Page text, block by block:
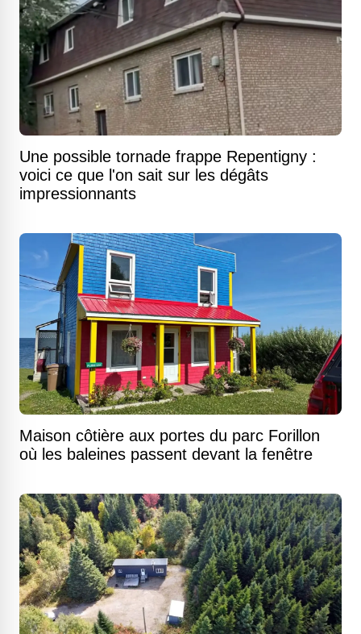
Une possible tornade frappe Repentigny :
voici ce que l'on sait sur les dégâts
impressionnants
Maison côtière aux portes du parc Forillon
où les baleines passent devant la fenêtre